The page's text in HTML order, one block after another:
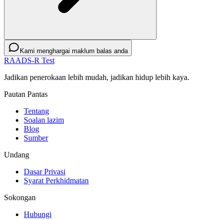
Kami menghargai maklum balas anda
RAADS-R Test
Jadikan penerokaan lebih mudah, jadikan hidup lebih kaya.
Pautan Pantas
Tentang
Soalan lazim
Blog
Sumber
Undang
Dasar Privasi
Syarat Perkhidmatan
Sokongan
Hubungi